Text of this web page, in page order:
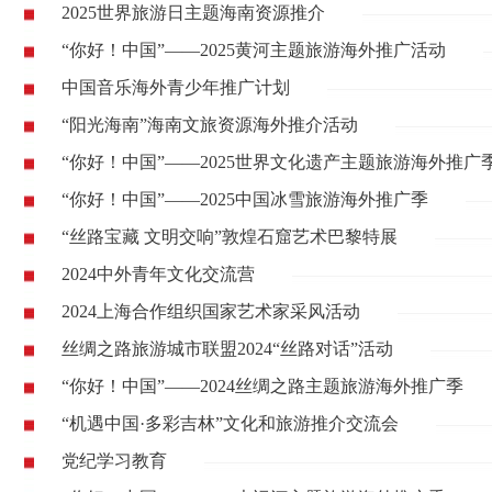
2025世界旅游日主题海南资源推介
“你好！中国”——2025黄河主题旅游海外推广活动
中国音乐海外青少年推广计划
“阳光海南”海南文旅资源海外推介活动
“你好！中国”——2025世界文化遗产主题旅游海外推广
“你好！中国”——2025中国冰雪旅游海外推广季
“丝路宝藏 文明交响”敦煌石窟艺术巴黎特展
2024中外青年文化交流营
2024上海合作组织国家艺术家采风活动
丝绸之路旅游城市联盟2024“丝路对话”活动
“你好！中国”——2024丝绸之路主题旅游海外推广季
“机遇中国·多彩吉林”文化和旅游推介交流会
党纪学习教育